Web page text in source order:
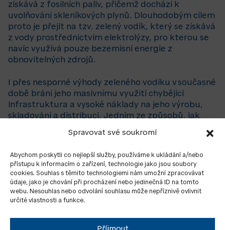
Spravovat své soukromí
Abychom poskytli co nejlepší služby, používáme k ukládání a/nebo
přístupu k informacím o zařízení, technologie jako jsou soubory
cookies. Souhlas s těmito technologiemi nám umožní zpracovávat
údaje, jako je chování při procházení nebo jedinečná ID na tomto
webu. Nesouhlas nebo odvolání souhlasu může nepříznivě ovlivnit
určité vlastnosti a funkce.
získává z fosilních paliv, přičemž dochází k
uvolňování skleníkových plynů. Dlouhodobým cílem
proto je přejít na tzv. zelený vodík, který se získává
z vody prostřednictvím elektrolýzy, pro kterou se
navíc využívá pouze bezemisní energie z
obnovitelných zdrojů.
I přes nesporné výhody zeleného vodíku v současné
době brání jeho masivnímu využití chybějící
infrastruktura a vysoké náklady na jeho výrobu,
skladování a distribuci. Jedním ze způsobů, jak
vodík začít využívat již dnes, je jeho přimíchávání
do zemního plynu. Do koncentrace 20 % je totiž
jejich velkých úprav.
Kromě dobrého propojení do funkčních celků
s obnovitelnými zdroji tak může už dnes
obnovitelné palivo, což je vedle vysoké účinnosti a
flexibility její další nesporná výhoda.